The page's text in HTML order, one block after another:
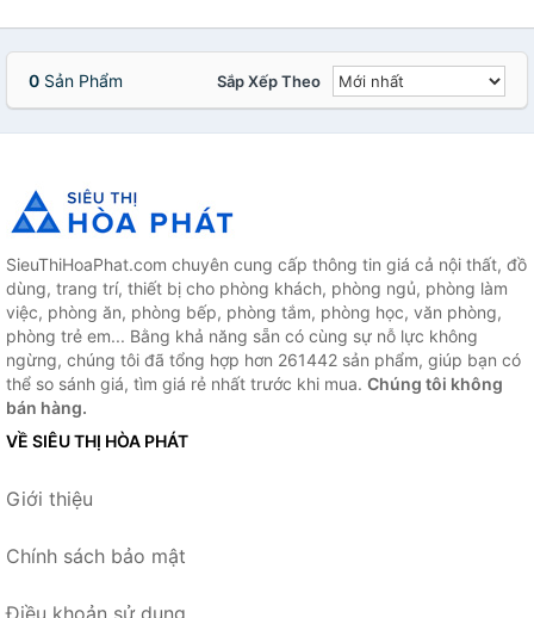
0 Sản Phẩm Sắp Xếp Theo
SieuThiHoaPhat.com chuyên cung cấp thông tin giá cả nội thất, đồ
dùng, trang trí, thiết bị cho phòng khách, phòng ngủ, phòng làm
việc, phòng ăn, phòng bếp, phòng tắm, phòng học, văn phòng,
phòng trẻ em... Bằng khả năng sẵn có cùng sự nỗ lực không
ngừng, chúng tôi đã tổng hợp hơn 261442 sản phẩm, giúp bạn có
thể so sánh giá, tìm giá rẻ nhất trước khi mua. Chúng tôi không
bán hàng.
VỀ SIÊU THỊ HÒA PHÁT
Giới thiệu
Chính sách bảo mật
Điều khoản sử dụng